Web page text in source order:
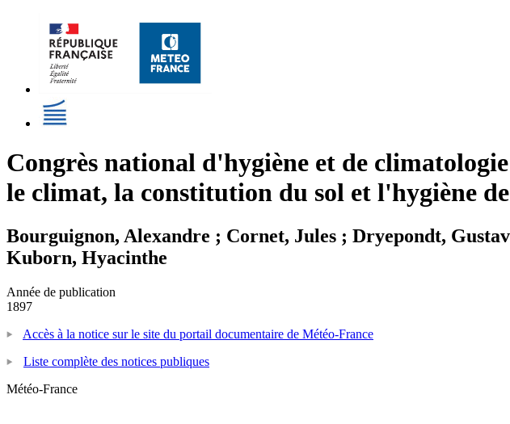
Congrès national d'hygiène et de
le climat, la constitution du sol et l'hygiène
Bourguignon, Alexandre ; Cornet, Jules ; Dryepondt,
Kuborn, Hyacinthe
Année de publication
1897
Accès à la notice sur le site du portail documentaire de Météo-France
Liste complète des notices publiques
Météo-France